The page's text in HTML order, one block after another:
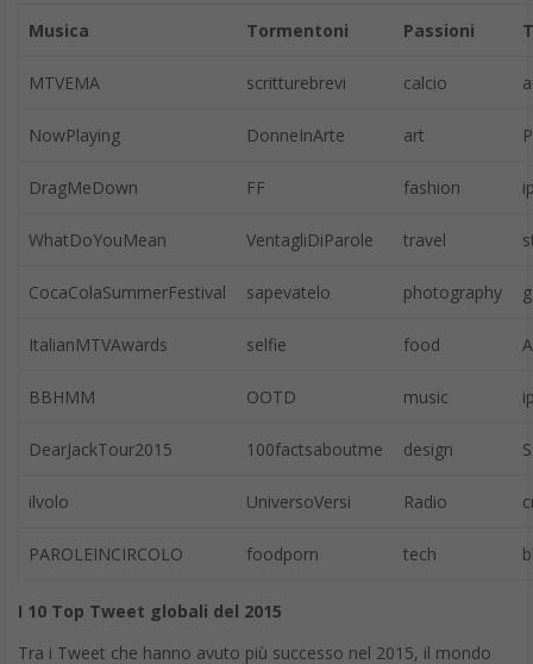
“Quando parliamo di ambiente facciamo riferimento anche a
abita.L’ecologia umana è inseparabile dalla nozione di
inalienabile di ogni uomo, come il diritto alla vita e alla dignità. E
“L’ambiente umano e l’ambiente naturale si degradano insieme”
uomini.
“Non può essere autentico un sentimento di intima unione con
c’è tenerezza, compassione e preoccupazione per gli esseri
animali ma rimane del tutto indifferente davanti alla tratta di
lottare per l’ambiente bisogna allora amare gli uomini, anche
senso. L’attuale crisi ecologica ha “natura umana. Mai l’umanità
utilizzerà bene e che la verità sboccerà spontaneamente dal
potere stesso della tecnologia e dell’economia”.
L’enciclica dedica grande attenzione alle grandi potenzialità della